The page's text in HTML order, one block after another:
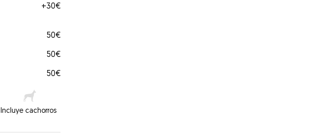
+30€
50€
50€
50€
Incluye cachorros